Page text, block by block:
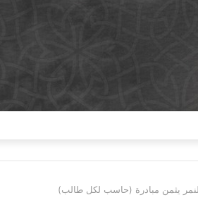
يثمن مبادرة (حاسب لكل طالب)